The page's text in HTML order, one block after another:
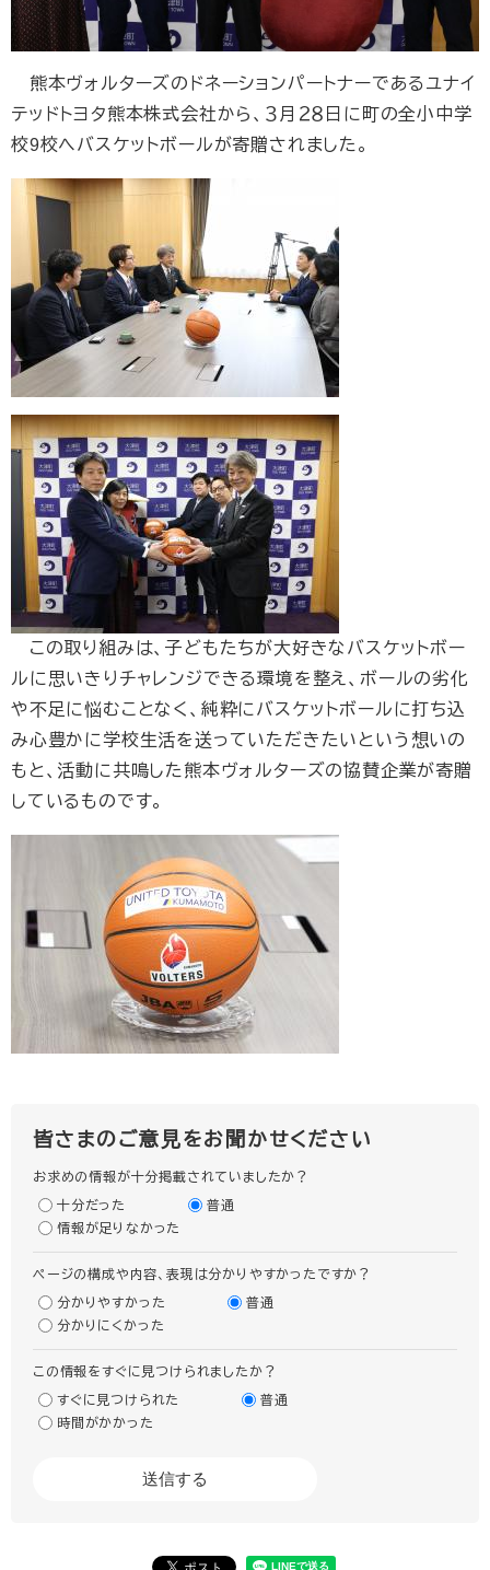
熊本ヴォルターズのドネーションパートナーであるユナイ
テッドトヨタ熊本株式会社から、３月２８日に町の全小中学
校9校へバスケットボールが寄贈されました。
この取り組みは、子どもたちが大好きなバスケットボー
ルに思いきりチャレンジできる環境を整え、ボールの劣化
や不足に悩むことなく、純粋にバスケットボールに打ち込
み心豊かに学校生活を送っていただきたいという想いの
もと、活動に共鳴した熊本ヴォルターズの協賛企業が寄贈
しているものです。
皆さまのご意見をお聞かせください
お求めの情報が十分掲載されていましたか？
十分だった
普通
情報が足りなかった
ページの構成や内容、表現は分かりやすかったですか？
分かりやすかった
普通
分かりにくかった
この情報をすぐに見つけられましたか？
すぐに見つけられた
普通
時間がかかった